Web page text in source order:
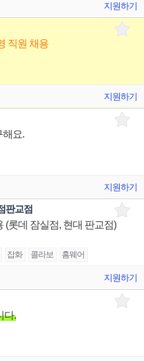
지원하기
직원 채용
지원하기
해요.
지원하기
판교점
(롯데 잠실점, 현대 판교점)
잡화 콜라보 홈웨어
지원하기
다.